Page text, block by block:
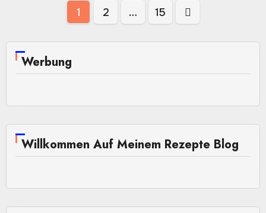
Seitennummerierung
der
Beiträge
1 2 … 15
Werbung
Willkommen Auf Meinem Rezepte Blog